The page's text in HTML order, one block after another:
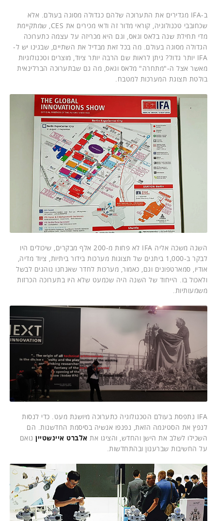
ב-IFA מגדירים את התערוכה שלהם כגדולה מסוגה בעולם. אלא
שכחובבי טכנולוגיה, קוראי מדור זה ודאי מכירים את CES, שמתקיימת
מדי תחילת שנה בלאס וגאס, וגם היא מכריזה על עצמה כתערוכה
הגדולה מסוגה בעולם. מה בכל זאת מבדיל את השתיים, שבגינו יש ל-
IFA יותר גדול? ניתן לראות שם הרבה יותר ציוד, מוצרים וטכנולוגיות
מאשר אצל ה-"מתחרה" מלאס וגאס, מה גם שבתערוכה הברלינאית
בולטת תצוגת המערכות למטבח.
השנה משכה אליה IFA לא פחות מ-200 אלף מבקרים, שיכולים היו
לבקר ב-1,000 ביתנים של תצוגות מערכות בידור ביתיות, ציוד מדיה,
אודיו, סמארטפונים וגם, כאמור, מערכות לחדר שאנחנו נוהגים לבשל
ולאכול בו. הייחוד של השנה היה שכמעט שלא היו בתערוכה הכרזות
משמעותיות.
IFA נתפסת בעולם הטכנולוגיה כתערוכה מיושנת מעט. כדי לנסות
לנפץ את הסטיגמה הזאת, נפנפו אנשיה בסיסמת החדשנות. הם
השכילו לשלב את הישן והחדש, והציגו את אלברט איינשטיין נואם
על החשיבות שברענון ובהתחדשות.